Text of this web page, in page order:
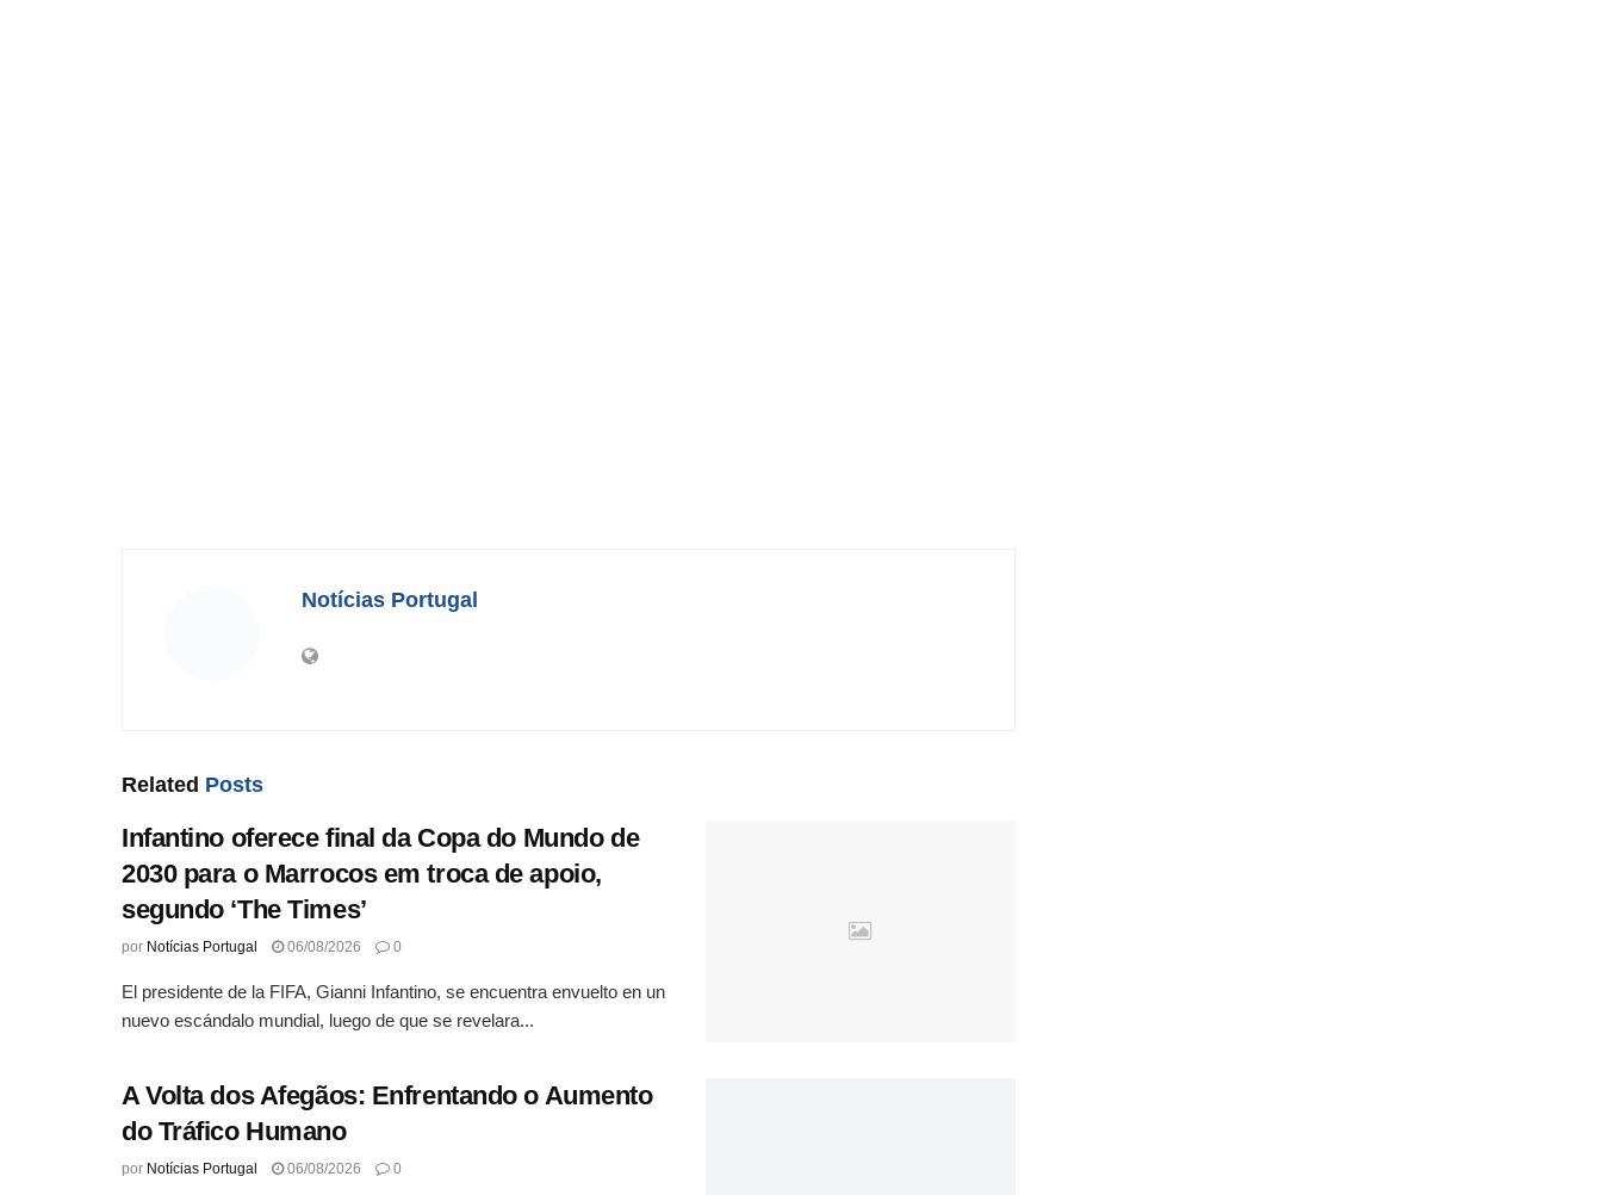
Notícias Portugal
Related Posts
Infantino oferece final da Copa do Mundo de
2030 para o Marrocos em troca de apoio,
segundo ‘The Times’
por Notícias Portugal 06/08/2026 0
El presidente de la FIFA, Gianni Infantino, se encuentra envuelto en un
nuevo escándalo mundial, luego de que se revelara...
A Volta dos Afegãos: Enfrentando o Aumento
do Tráfico Humano
por Notícias Portugal 06/08/2026 0